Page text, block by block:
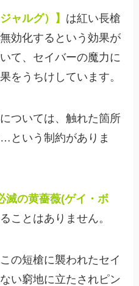
ャルグ）】 は紅い長槍
効化するという効果が
て、セイバーの魔力に
をうちけしています。
ついては、触れた箇所
という制約がありま
滅の黄薔薇(ゲイ・ボ
ことはありません。
の短槍に襲われたセイ
い窮地に立たされピン